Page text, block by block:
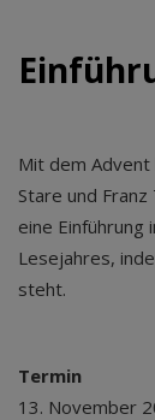
Mit dem Advent
Stare und
eine Einführung
Lesejahres,
steht.
Termin
13. November